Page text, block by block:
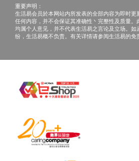
如在约定日期不能收货，请于
个工作天前联络营康荟。
若没有通知，送货地址在约
内自行安排前往领回， 并不
保养条款
客户于收取货品时必须检查所
在送货日期起计7天以内通知
司客户服务部安排更换该货品。
任何非损毁所导致的退货均不
重要声明：
生活易会员於本网站内所发表的全部内容为即时
任何内容，并不会保证其准确性丶完整性及质量
均属个人意见，并不代表生活易之言论及立场。如
纷，生活易概不负责。有关详情请参阅生活易的免